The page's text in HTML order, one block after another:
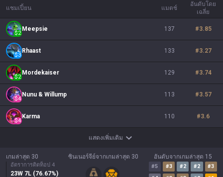
แชมเปี้ยน แมตช์
อันดับโดย
เฉลี่ย
$2
Meepsie 137 #3.85
$3
Rhaast 133 #3.27
$2
Mordekaiser 129 #3.74
$4
Nunu & Willump 113 #3.57
$4
Karma 110 #3.6
แสดงเพิ่มเติม
เกมล่าสุด 30
อัตราการติดท็อป 4
23W 7L (76.67%)
ซินเนอร์จีย์จากเกมล่าสุด 30 อันดับจากเกมล่าสุด 15
#5 #3 #2 #2 #3